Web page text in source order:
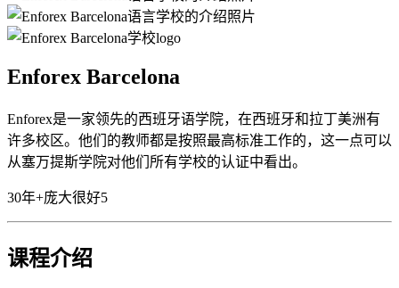
Enforex Barcelona
Enforex是一家领先的西班牙语学院，在西班牙和拉丁美洲有
许多校区。他们的教师都是按照最高标准工作的，这一点可以
从塞万提斯学院对他们所有学校的认证中看出。
30年+庞大很好5
课程介绍